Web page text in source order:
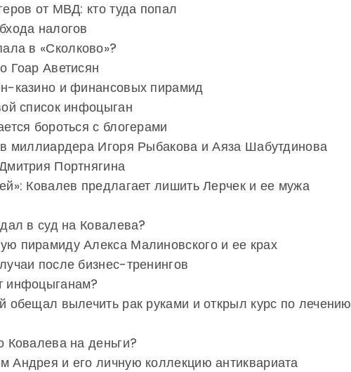
от МВД: кто туда попал
налогов
в «Сколково»?
Гоар Аветисян
казино и финансовых пирамид
список инфоцыган
бороться с блогерами
миллиардера Игоря Рыбакова и Аяза Шабутдинова
Портнягина
Ковалев предлагает лишить Лерчек и ее мужа
в суд на Ковалева?
пирамиду Алекса Малиновского и ее крах
после бизнес-тренингов
инфоцыганам?
обещал вылечить рак руками и открыл курс по лечению
Ковалева на деньги?
и его личную коллекцию антиквариата